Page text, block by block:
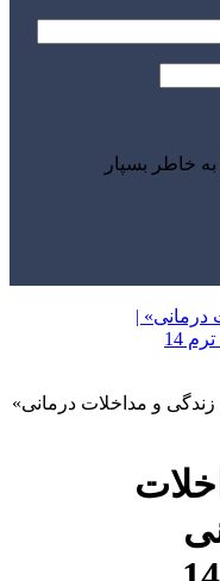
به خاطر بسپار
زندگی و مداخلات درمانی»